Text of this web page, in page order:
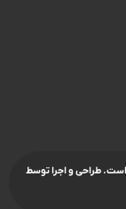
است.طراحی و اجرا توسط